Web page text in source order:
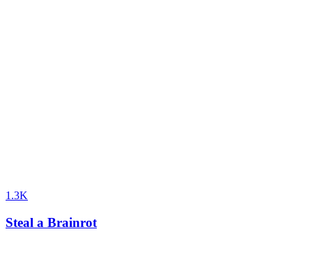
1.3K
Steal a Brainrot